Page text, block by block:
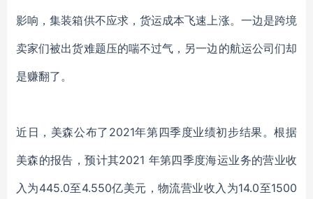
影响，集装箱供不应求，货运成本飞速上涨。一边是跨境
卖家们被出货难题压的喘不过气，另一边的航运公司们却
是赚翻了。
近日，美森公布了 2021年第四季度业绩初步结果。根据
美森的报告，预计其2021 年第四季度海运业务的营业收
入为445.0至4.550亿美元 ，物流营业收入为14.0至1500